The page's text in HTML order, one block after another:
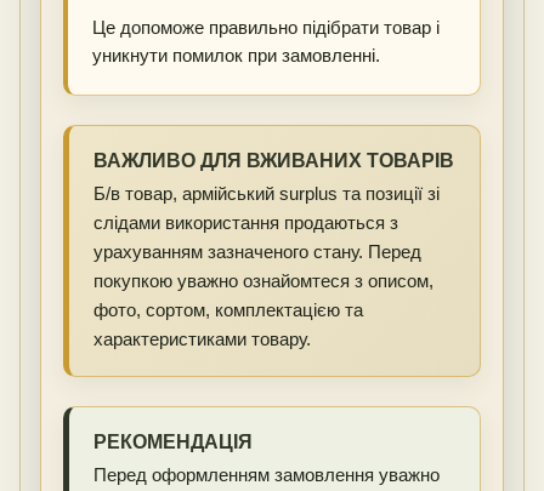
Це допоможе правильно підібрати товар і
уникнути помилок при замовленні.
ВАЖЛИВО ДЛЯ ВЖИВАНИХ ТОВАРІВ
Б/в товар, армійський surplus та позиції зі
слідами використання продаються з
урахуванням зазначеного стану. Перед
покупкою уважно ознайомтеся з описом,
фото, сортом, комплектацією та
характеристиками товару.
РЕКОМЕНДАЦІЯ
Перед оформленням замовлення уважно